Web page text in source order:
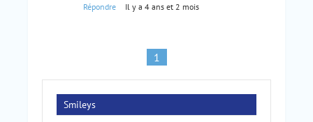
Répondre Il y a 4 ans et 2 mois
1
Smileys